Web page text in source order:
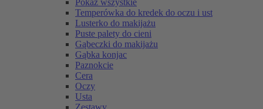
Pokaż wszystkie
Temperówka do kredek do oczu i ust
Lusterko do makijażu
Puste palety do cieni
Gąbeczki do makijażu
Gąbka konjac
Paznokcie
Cera
Oczy
Usta
Zestawy